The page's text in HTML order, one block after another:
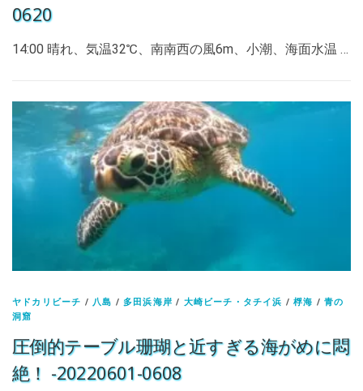
0620
14:00 晴れ、気温32℃、南南西の風6m、小潮、海面水温 …
ヤドカリビーチ / 八島 / 多田浜海岸 / 大崎ビーチ・タチイ浜 /桴海 /青の
洞窟
圧倒的テーブル珊瑚と近すぎる海がめに悶
絶！ -20220601-0608